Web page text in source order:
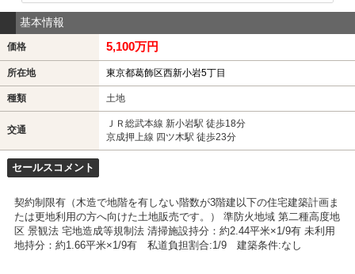
基本情報
価格 5,100万円
所在地 東京都葛飾区西新小岩5丁目
種類 土地
交通
ＪＲ総武本線 新小岩駅 徒歩18分
京成押上線 四ツ木駅 徒歩23分
セールスコメント
契約制限有（木造で地階を有しない階数が3階建以下の住宅建築計画ま
たは更地利用の方へ向けた土地販売です。） 準防火地域 第二種高度地
区 景観法 宅地造成等規制法 清掃施設持分：約2.44平米×1/9有 未利用
地持分：約1.66平米×1/9有 私道負担割合:1/9 建築条件:なし